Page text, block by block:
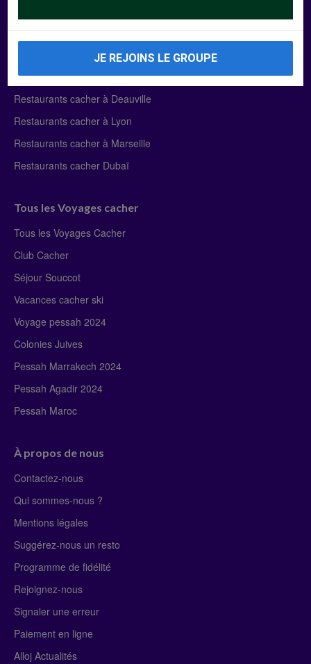
Manger Cacher
Liste des restaurants cacher
Restaurants cacher à Paris
Restaurants cacher à Deauville
Restaurants cacher à Lyon
Restaurants cacher à Marseille
Restaurants cacher Dubaï
Tous les Voyages cacher
Tous les Voyages Cacher
Club Cacher
Séjour Souccot
Vacances cacher ski
Voyage pessah 2024
Colonies Juives
Pessah Marrakech 2024
Pessah Agadir 2024
Pessah Maroc
À propos de nous
Contactez-nous
Qui sommes-nous ?
Mentions légales
Suggérez-nous un resto
Programme de fidélité
Rejoignez-nous
Signaler une erreur
Paiement en ligne
Alloj Actualités
JE REJOINS LE GROUPE